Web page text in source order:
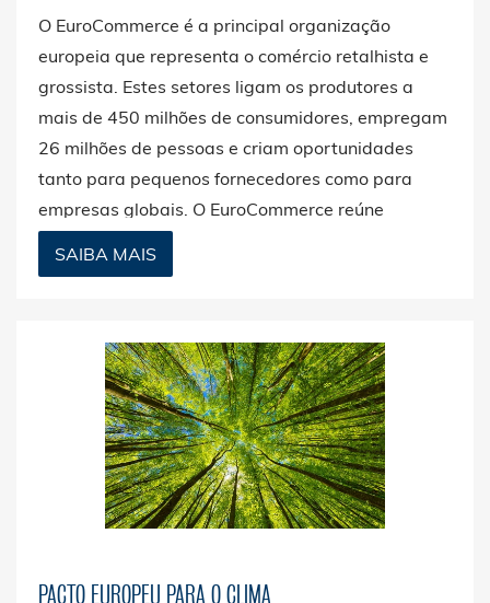
O EuroCommerce é a principal organização
europeia que representa o comércio retalhista e
grossista. Estes setores ligam os produtores a
mais de 450 milhões de consumidores, empregam
26 milhões de pessoas e criam oportunidades
tanto para pequenos fornecedores como para
empresas globais. O EuroCommerce reúne
associações nacionais de 28 países,
representando cerca de 6 milhões de empresas –
SAIBA MAIS
PACTO EUROPEU PARA O CLIMA